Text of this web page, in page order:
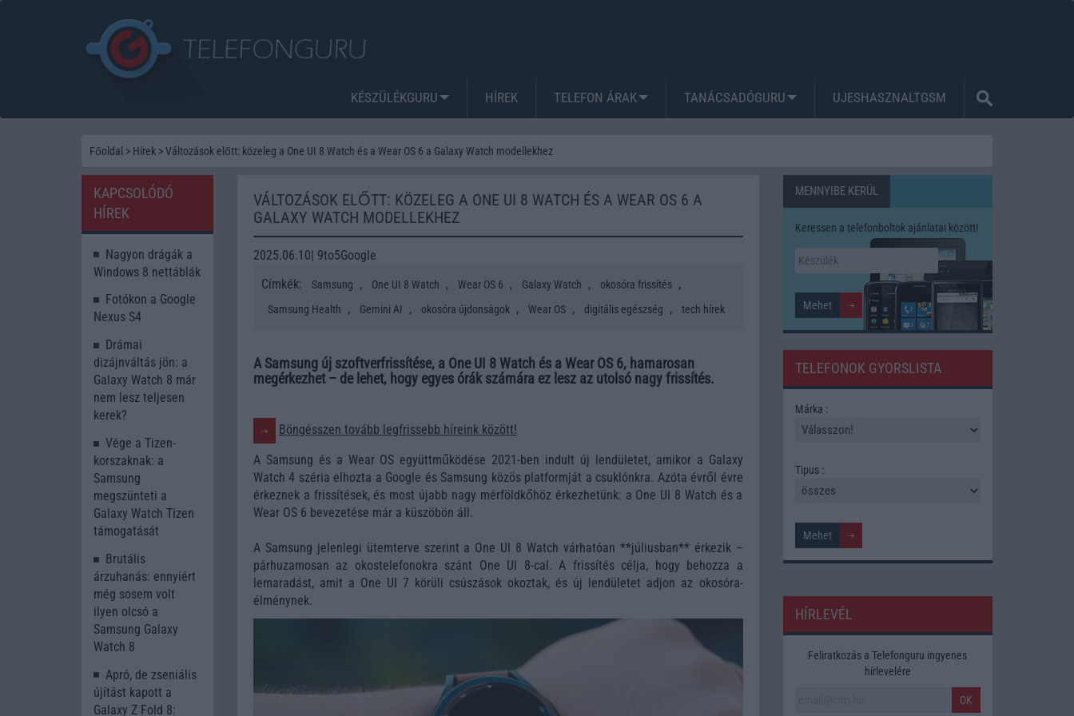
KÉSZÜLÉKGURU HÍREK TELEFON ÁRAK TANÁCSADÓGURU UJESHASZNALTGSM
Főoldal > Hírek >Változások előtt: közeleg a One UI 8 Watch és a Wear OS 6 a Galaxy Watch modellekhez
VÁLTOZÁSOK ELŐTT: KÖZELEG A ONE UI 8 WATCH ÉS A WEAR OS 6 A
GALAXY WATCH MODELLEKHEZ
2025.06.10| 9to5Google
Címkék:
Samsung , One UI 8 Watch , Wear OS 6 , Galaxy Watch , okosóra frissítés ,
Samsung Health , Gemini AI , okosóra újdonságok , Wear OS , digitális egészség , tech hírek
A Samsung új szoftverfrissítése, a One UI 8 Watch és a Wear OS 6, hamarosan
megérkezhet – de lehet, hogy egyes órák számára ez lesz az utolsó nagy frissítés.
Böngésszen tovább legfrissebb híreink között!
A Samsung és a Wear OS együttműködése 2021-ben indult új lendületet, amikor a Galaxy
Watch 4 széria elhozta a Google és Samsung közös platformját a csuklónkra. Azóta évről évre
érkeznek a frissítések, és most újabb nagy mérföldkőhöz érkezhetünk: a One UI 8 Watch és a
Wear OS 6 bevezetése már a küszöbön áll.
A Samsung jelenlegi ütemterve szerint a One UI 8 Watch várhatóan **júliusban** érkezik –
párhuzamosan az okostelefonokra szánt One UI 8-cal. A frissítés célja, hogy behozza a
lemaradást, amit a One UI 7 körüli csúszások okoztak, és új lendületet adjon az okosóra-
élménynek.
KAPCSOLÓDÓ
HÍREK
Nagyon drágák a
Windows 8 nettáblák
Fotókon a Google
Nexus S4
Drámai
dizájnváltás jön: a
Galaxy Watch 8 már
nem lesz teljesen
kerek?
Vége a Tizen-
korszaknak: a
Samsung
megszünteti a
Galaxy Watch Tizen
támogatását
Brutális
árzuhanás: ennyiért
még sosem volt
ilyen olcsó a
Samsung Galaxy
Watch 8
Apró, de zseniális
újítást kapott a
Galaxy Z Fold 8:
MENNYIBE KERÜL
Keressen a telefonboltok ajánlatai között!
TELEFONOK GYORSLISTA
Márka :
Tipus :
HÍRLEVÉL
Feliratkozás a Telefonguru ingyenes
hírlevelére
OK